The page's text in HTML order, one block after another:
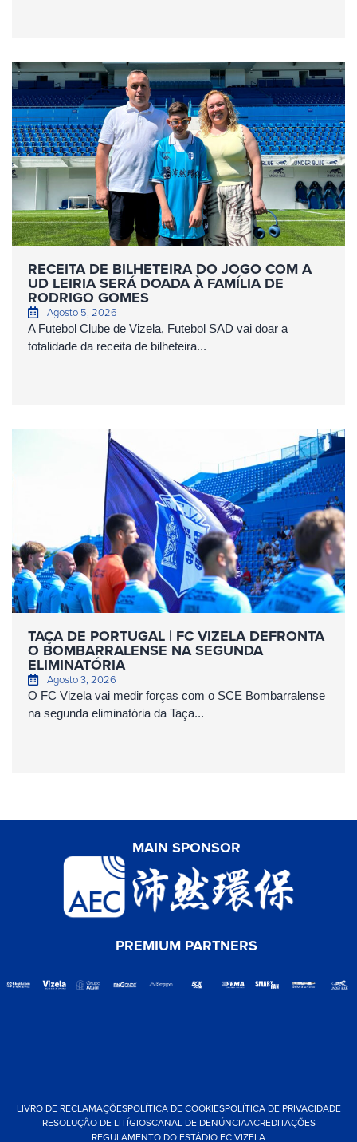
RECEITA DE BILHETEIRA DO JOGO COM A
UD LEIRIA SERÁ DOADA À FAMÍLIA DE
RODRIGO GOMES
Agosto 5, 2026
A Futebol Clube de Vizela, Futebol SAD vai doar a
totalidade da receita de bilheteira...
TAÇA DE PORTUGAL | FC VIZELA DEFRONTA
O BOMBARRALENSE NA SEGUNDA
ELIMINATÓRIA
Agosto 3, 2026
O FC Vizela vai medir forças com o SCE Bombarralense
na segunda eliminatória da Taça...
MAIN SPONSOR
PREMIUM PARTNERS
LIVRO DE RECLAMAÇÕESPOLÍTICA DE COOKIESPOLÍTICA DE PRIVACIDADE
RESOLUÇÃO DE LITÍGIOSCANAL DE DENÚNCIAACREDITAÇÕES
REGULAMENTO DO ESTÁDIO FC VIZELA